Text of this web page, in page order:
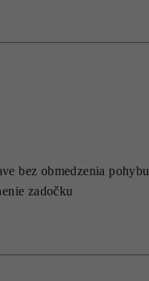
bez obmedzenia pohybu
zadočku